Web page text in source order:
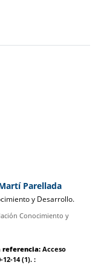
Parellada
y Desarrollo.
Conocimiento y
referencia:Acceso
12-14(1).: